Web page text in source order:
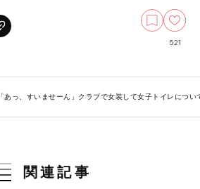
521
「あっ、すいませーん」クラブで女装して女子トイレにつ
関連記事